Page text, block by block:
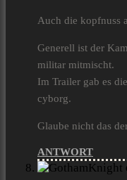
Auch die kopfnuss
Generell ist der
militar mitmischt.
Im Trailer gab es
cyborg.
Glaube nicht das
ANTWORT